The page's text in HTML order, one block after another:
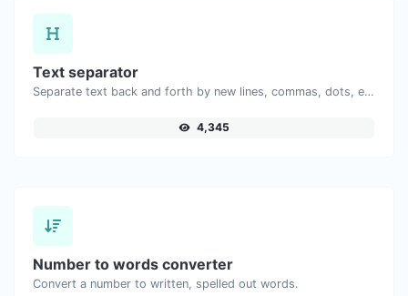
Text separator
Separate text back and forth by new lines, commas, dots, etc.
4,345
Number to words converter
Convert a number to written, spelled out words.